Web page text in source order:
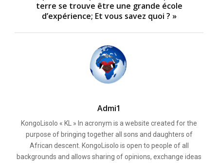
terre se trouve être une grande école
d’expérience; Et vous savez quoi ? »
Admi1
KongoLisolo « KL » In acronym is a website created for the
purpose of bringing together all sons and daughters of
African descent. KongoLisolo is open to people of all
backgrounds and allows sharing of opinions, exchange ideas